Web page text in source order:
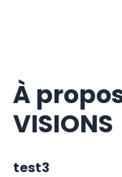
À
VISIONS
test3